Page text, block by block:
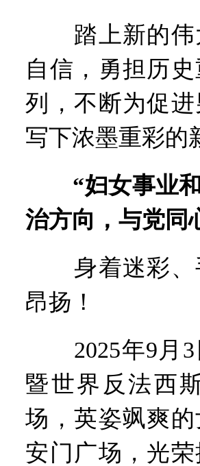
踏上新的伟
自信，勇担历
列，不断为促
写下浓墨重彩的
“妇女事业
治方向，与党同
身着迷彩、
昂扬！
2025年9月3
暨世界反法西
场，英姿飒爽
安门广场，光